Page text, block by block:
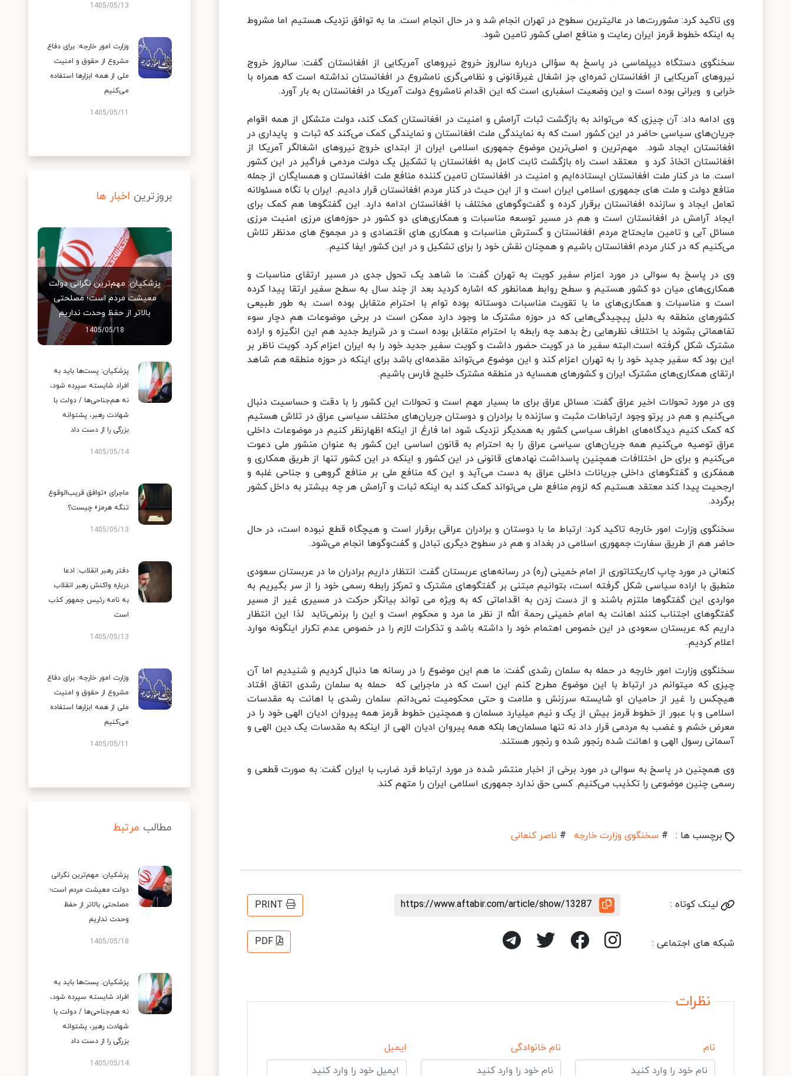
وی تاکید کرد: مشوررت‌ها در عالیترین سطوح در تهران انجام شد و در حال انجام است. ما به توافق نزدیک هستیم اما مشروط
به اینکه خطوط قرمز ایران رعایت و منافع اصلی کشور تامین شود.
سخنگوی دستگاه دیپلماسی در پاسخ به سؤالی درباره سالروز خروج نیروهای آمریکایی از افغانستان گفت: سالروز خروج
نیروهای آمریکایی از افغانستان ثمره‌ای جز اشغال غیرقانونی و نظامی‌گری نامشروع در افغانستان نداشته است که همراه با
خرابی و ویرانی بوده است و این وضعیت اسفباری است که این اقدام نامشروع دولت آمریکا در افغانستان به بار آورد.
وی ادامه داد: آن چیزی که می‌تواند به بازگشت ثبات آرامش و امنیت در افغانستان کمک کند، دولت متشکل از همه اقوام
جریان‌های سیاسی حاضر در این کشور است که به نمایندگی ملت افغانستان و نمایندگی کمک می‌کند که ثبات و پایداری در
افغانستان ایجاد شود. مهم‌ترین و اصلی‌ترین موضوع جمهوری اسلامی ایران از ابتدای خروج نیروهای اشغالگر آمریکا از
افغانستان اتخاذ کرد و معتقد است راه بازگشت ثابت کامل به افغانستان با تشکیل یک دولت مردمی فراگیر در این کشور
است. ما در کنار ملت افغانستان ایستاده‌ایم و امنیت در افغانستان تامین کننده منافع ملت افغانستان و همسایگان از جمله
منافع دولت و ملت های جمهوری اسلامی ایران است و از این حیث در کنار مردم افغانستان قرار دادیم. ایران با نگاه مسئولانه
تعامل ایجاد و سازنده افغانستان برقرار کرده و گفت‌وگوهای مختلف با افغانستان ادامه دارد. این گفتگوها هم کمک برای
ایجاد آرامش در افغانستان است و هم در مسیر توسعه مناسبات و همکاری‌های دو کشور در حوزه‌های مرزی امنیت مرزی
مسائل آبی و تامین مایحتاج مردم افغانستان و گسترش مناسبات و همکاری های اقتصادی و در مجموع های مدنظر تلاش
می‌کنیم که در کنار مردم افغانستان باشیم و همچنان نقش خود را برای تشکیل و در این کشور ایفا کنیم.
وی در پاسخ به سوالی در مورد اعزام سفیر کویت به تهران گفت: ما شاهد یک تحول جدی در مسیر ارتقای مناسبات و
همکاری‌های میان دو کشور هستیم و سطح روابط همانطور که اشاره کردید بعد از چند سال به سطح سفیر ارتقا پیدا کرده
است و مناسبات و همکاری‌های ما با تقویت مناسبات دوستانه بوده توام با احترام متقابل بوده است. به طور طبیعی
کشورهای منطقه به دلیل پیچیدگی‌هایی که در حوزه مشترک ما وجود دارد ممکن است در برخی موضوعات هم دچار سوء
تفاهماتی بشوند یا اختلاف نظرهایی رخ بدهد چه رابطه با احترام متقابل بوده است و در شرایط جدید هم این انگیزه و اراده
مشترک شکل گرفته است.البته سفیر ما در کویت حضور داشت و کویت سفیر جدید خود را به ایران اعزام کرد. کویت ناظر بر
این بود که سفیر جدید خود را به تهران اعزام کند و این موضوع می‌تواند مقدمه‌ای باشد برای اینکه در حوزه منطقه هم شاهد
ارتقای همکاری‌های مشترک ایران و کشورهای همسایه در منطقه مشترک خلیج فارس باشیم.
وی در مورد تحولات اخیر عراق گفت: مسائل عراق برای ما بسیار مهم است و تحولات این کشور را با دقت و حساسیت دنبال
می‌کنیم و هم در پرتو وجود ارتباطات مثبت و سازنده با برادران و دوستان جریان‌های مختلف سیاسی عراق در تلاش هستیم
که کمک کنیم دیدگاه‌های اطراف سیاسی کشور به همدیگر نزدیک شود اما فارغ از اینکه اظهارنظر کنیم در موضوعات داخلی
عراق توصیه می‌کنیم همه جریان‌های سیاسی عراق را به احترام به قانون اساسی این کشور به عنوان منشور ملی دعوت
می‌کنیم و برای حل اختلافات همچنین پاسداشت نهادهای قانونی در این کشور و اینکه در این کشور تنها از طریق همکاری و
همفکری و گفتگوهای داخلی جریانات داخلی عراق به دست می‌آید و این که منافع ملی بر منافع گروهی و جناحی غلبه و
ارجحیت پیدا کند معتقد هستیم که لزوم منافع ملی می‌تواند کمک کند به اینکه ثبات و آرامش هر چه بیشتر به داخل کشور
برگردد.
سخنگوی وزارت امور خارجه تاکید کرد: ارتباط ما با دوستان و برادران عراقی برقرار است و هیچگاه قطع نبوده است، در حال
حاضر هم از طریق سفارت جمهوری اسلامی در بغداد و هم در سطوح دیگری تبادل و گفت‌وگوها انجام می‌شود.
کنعانی در مورد چاپ کاریکتاتوری از امام خمینی (ره) در رسانه‌های عربستان گفت: انتظار داریم برادران ما در عربستان سعودی
منطبق با اراده سیاسی شکل گرفته است، بتوانیم مبتنی بر گفتگوهای مشترک و تمرکز رابطه رسمی خود را از سر بگیریم به
مواردی این گفتگوها ملتزم باشند و از دست زدن به اقداماتی که به ویژه می تواند بیانگر حرکت در مسیری غیر از مسیر
گفتگوهای اجتناب کنند اهانت به امام خمینی رحمة الله از نظر ما مرد و محکوم است و این را برنمی‌تابد لذا این انتظار
داریم که عربستان سعودی در این خصوص اهتمام خود را داشته باشد و تذکرات لازم را در خصوص عدم تکرار اینگونه موارد
اعلام کردیم.
سخنگوی وزارت امور خارجه در حمله به سلمان رشدی گفت: ما هم این موضوع را در رسانه ها دنبال کردیم و شنیدیم اما آن
چیزی که میتوانم در ارتباط با این موضوع مطرح کنم این است که در ماجرایی که حمله به سلمان رشدی اتفاق افتاد
هیچکس را غیر از حامیان او شایسته سرزنش و ملامت و حتی محکومیت نمی‌دانم. سلمان رشدی با اهانت به مقدسات
اسلامی و با عبور از خطوط قرمز بیش از یک و نیم میلیارد مسلمان و همچنین خطوط قرمز همه پیروان ادیان الهی خود را در
معرض خشم و غضب به مردمی قرار داد نه تنها مسلمان‌ها بلکه همه پیروان ادیان الهی از اینکه به مقدسات یک دین الهی و
آسمانی رسول الهی و اهانت شده رنجور شده و رنجور هستند.
وی همچنین در پاسخ به سوالی در مورد برخی از اخبار منتشر شده در مورد ارتباط فرد ضارب با ایران گفت: به صورت قطعی و
رسمی چنین موضوعی را تکذیب می‌کنیم. کسی حق ندارد جمهوری اسلامی ایران را متهم کند.
برچسب ها : # سخنگوی وزارت خارجه # ناصر کنعانی
لینک کوتاه : https://www.aftabir.com/article/show/13287
PRINT
شبکه های اجتماعی : PDF
نظرات
نام نام خانوادگی ایمیل
1405/05/13
وزارت امور خارجه: برای دفاع
مشروع از حقوق و امنیت
ملی از همه ابزارها استفاده
می‌کنیم
1405/05/11
بروزترین اخبار ها
پزشکیان: مهم‌ترین نگرانی دولت
معیشت مردم است؛ مصلحتی
بالاتر از حفظ وحدت نداریم
1405/05/18
پزشکیان: پست‌ها باید به
افراد شایسته سپرده شود،
نه هم‌جناحی‌ها / دولت با
شهادت رهبر، پشتوانه
بزرگی را از دست داد
1405/05/14
ماجرای «توافق قریب‌الوقوع
تنگه هرمز» چیست؟
1405/05/13
دفتر رهبر انقلاب: ادعا
درباره واکنش رهبر انقلاب
به نامه رئیس جمهور کذب
است
1405/05/13
وزارت امور خارجه: برای دفاع
مشروع از حقوق و امنیت
ملی از همه ابزارها استفاده
می‌کنیم
1405/05/11
مطالب مرتبط
پزشکیان: مهم‌ترین نگرانی
دولت معیشت مردم است؛
مصلحتی بالاتر از حفظ
وحدت نداریم
1405/05/18
پزشکیان: پست‌ها باید به
افراد شایسته سپرده شود،
نه هم‌جناحی‌ها / دولت با
شهادت رهبر، پشتوانه
بزرگی را از دست داد
1405/05/14